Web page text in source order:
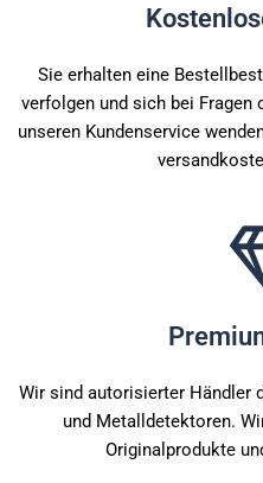
Sie erhalten eine
verfolgen und sich bei
unseren Kundenservice
Wir sind autorisierter Händler
und Metalldetektoren.
Originalprodukte